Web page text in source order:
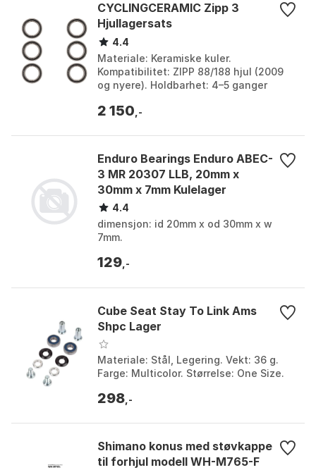
CYCLINGCERAMIC Zipp 3
Hjullagersats
4.4
Materiale: Keramiske kuler.
Kompatibilitet: ZIPP 88/188 hjul (2009
og nyere). Holdbarhet: 4–5 ganger
Vedlikehold: Minimal smøring...
2 150 ,-
Enduro Bearings Enduro ABEC-
3 MR 20307 LLB, 20mm x
30mm x 7mm Kulelager
4.4
dimensjon: id 20mm x od 30mm x w
7mm.
129 ,-
Cube Seat Stay To Link Ams
Shpc Lager
Materiale: Stål, Legering. Vekt: 36 g.
Farge: Multicolor. Størrelse: One Size.
298 ,-
Shimano konus med støvkappe
til forhjul modell WH-M765-F